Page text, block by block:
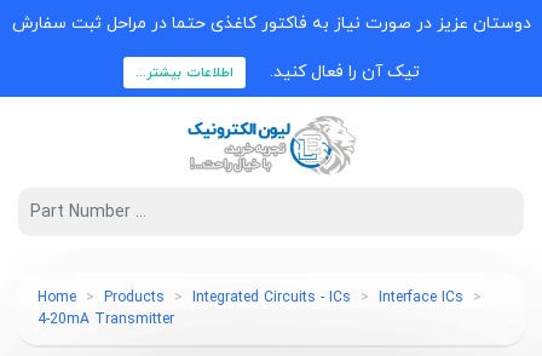
دوستان عزیز در صورت نیاز به فاکتور کاغذی حتما در مراحل ثبت سفارش
تیک آن را فعال کنید. اطلاعات بیشتر...
Home Products Integrated Circuits - ICs
Interface ICs
4-20mA Transmitter